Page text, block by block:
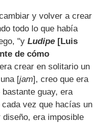
y volver a crear
todo lo que había
"yLudipe [Luis
de cómo
crear en solitario un
[jam], creo que era
guay, era
vez que hacías un
era imposible